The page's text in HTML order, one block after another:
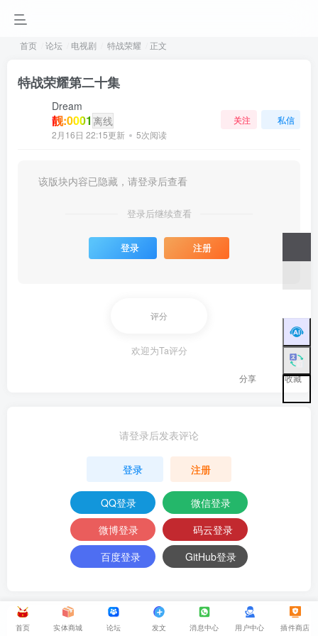
首页 论坛 电视剧 特战荣耀 正文
特战荣耀第二十集
Dream
靓:0001 离线
2月16日 22:15更新 5次阅读
关注 私信
该版块内容已隐藏，请登录后查看
登录后继续查看
登录 注册
评分
欢迎为Ta评分
分享 收藏
请登录后发表评论
登录 注册
QQ登录
微信登录
微博登录
码云登录
百度登录
GitHub登录
首页 实体商城 论坛 发文 消息中心 用户中心 插件商店